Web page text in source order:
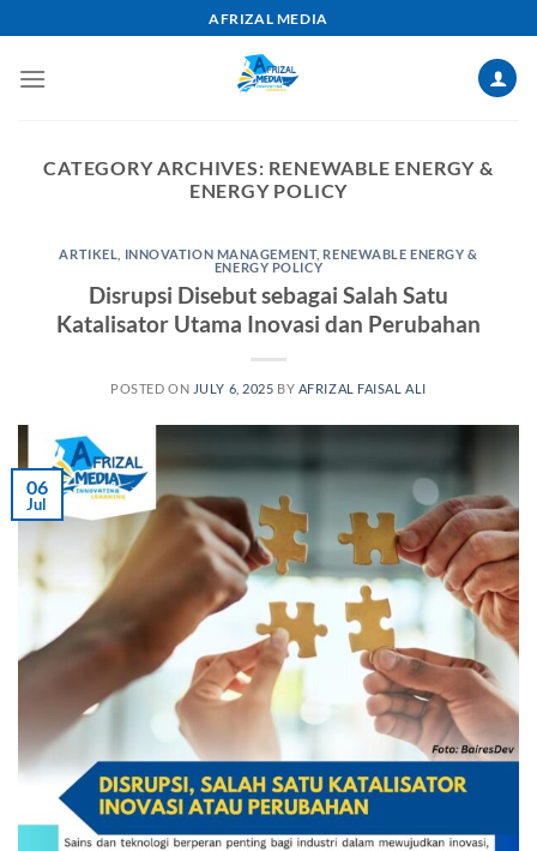
to
content
AFRIZAL MEDIA
CATEGORY ARCHIVES: RENEWABLE ENERGY &
ENERGY POLICY
ARTIKEL INNOVATION MANAGEMENT, RENEWABLE ENERGY &
ENERGY POLICY
Disrupsi Disebut sebagai Salah Satu
Katalisator Utama Inovasi dan Perubahan
POSTED ON JULY 6, 2025 BY AFRIZAL FAISAL ALI
06
Jul